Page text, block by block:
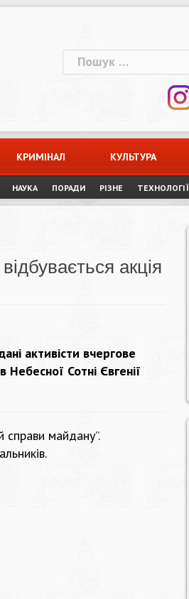
Пошук:
КРИМІНАЛ КУЛЬТУРА
НАУКА ПОРАДИ РІЗНЕ ТЕХНОЛОГІЇ
акція
активісти вчергове
Сотні Євгенії
справи майдану”.